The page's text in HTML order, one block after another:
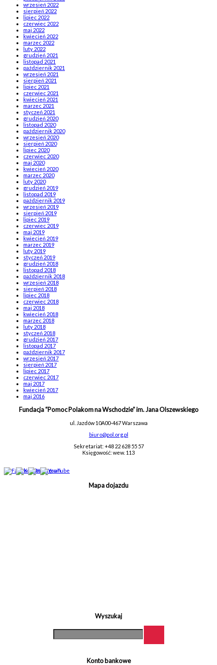
wrzesień 2022
sierpień 2022
lipiec 2022
czerwiec 2022
maj 2022
kwiecień 2022
marzec 2022
luty 2022
grudzień 2021
listopad 2021
październik 2021
wrzesień 2021
sierpień 2021
lipiec 2021
czerwiec 2021
kwiecień 2021
marzec 2021
styczeń 2021
grudzień 2020
listopad 2020
październik 2020
wrzesień 2020
sierpień 2020
lipiec 2020
czerwiec 2020
maj 2020
kwiecień 2020
marzec 2020
luty 2020
grudzień 2019
listopad 2019
październik 2019
wrzesień 2019
sierpień 2019
lipiec 2019
czerwiec 2019
maj 2019
kwiecień 2019
marzec 2019
luty 2019
styczeń 2019
grudzień 2018
listopad 2018
październik 2018
wrzesień 2018
sierpień 2018
lipiec 2018
czerwiec 2018
maj 2018
kwiecień 2018
marzec 2018
luty 2018
styczeń 2018
grudzień 2017
listopad 2017
październik 2017
wrzesień 2017
sierpień 2017
lipiec 2017
czerwiec 2017
maj 2017
kwiecień 2017
maj 2016
Fundacja “Pomoc Polakom na Wschodzie” im. Jana Olszewskiego
ul. Jazdów 10A00-467 Warszawa
biuro@pol.org.pl
Sekretariat: +48 22 628 55 57
Księgowość: wew. 113
Mapa dojazdu
Wyszukaj
Konto bankowe